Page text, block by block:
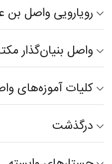
رویارویی واصل بن
واصل بنیان‌گذار
کلیات آموزه‌های
درگذشت